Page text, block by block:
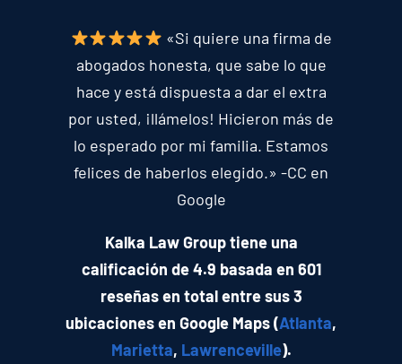
«Si quiere una firma de
abogados honesta, que sabe lo que
hace y está dispuesta a dar el extra
por usted, ¡llámelos! Hicieron más de
lo esperado por mi familia. Estamos
felices de haberlos elegido.» -CC en
Google
Kalka Law Group tiene una
calificación de 4.9 basada en 601
reseñas en total entre sus 3
ubicaciones en Google Maps (Atlanta,
Marietta, Lawrenceville).